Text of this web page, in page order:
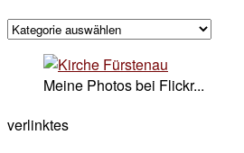
kategorisches
Meine Photos bei Flickr...
verlinktes